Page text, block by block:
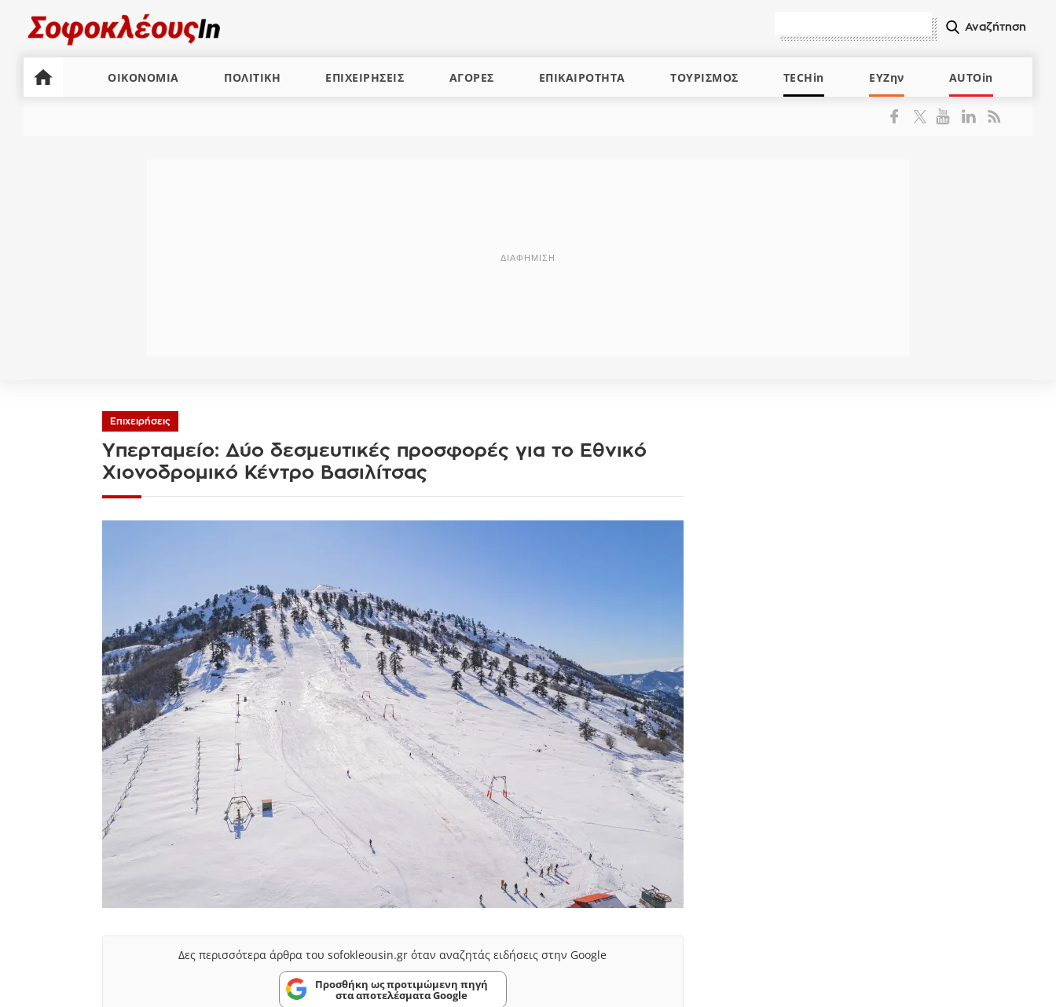
ΟΙΚΟΝΟΜΙΑ ΠΟΛΙΤΙΚΗ ΕΠΙΧΕΙΡΗΣΕΙΣ ΑΓΟΡΕΣ ΕΠΙΚΑΙΡΟΤΗΤΑ ΤΟΥΡΙΣΜΟΣ TECHin ΕΥΖην AUTOin
Επιχειρήσεις
Υπερταμείο: Δύο δεσμευτικές προσφορές για τo Εθνικό
Χιονοδρομικό Κέντρο Βασιλίτσας
Δες περισσότερα άρθρα του sofokleousin.gr όταν αναζητάς ειδήσεις στην Google
Προσθήκη ως προτιμώμενη πηγή
στα αποτελέσματα Google